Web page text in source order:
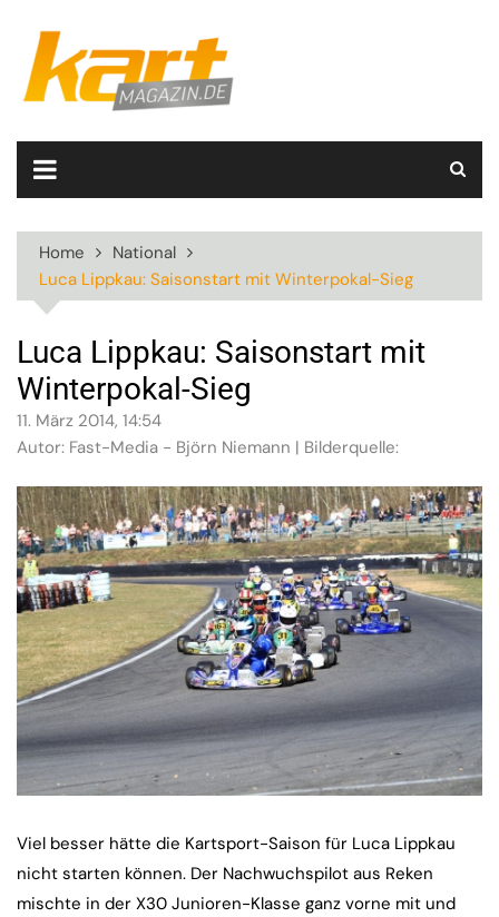
content
Home
National
Luca Lippkau: Saisonstart mit Winterpokal-Sieg
Luca Lippkau: Saisonstart mit
Winterpokal-Sieg
11. März 2014, 14:54
Autor: Fast-Media - Björn Niemann | Bilderquelle:
Viel besser hätte die Kartsport-Saison für Luca Lippkau
nicht starten können. Der Nachwuchspilot aus Reken
mischte in der X30 Junioren-Klasse ganz vorne mit und